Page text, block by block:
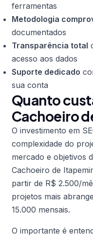
ferramentas
Metodologia
documentados
Transparência total
acesso aos dados
Suporte dedicado
sua conta
Quanto
Cachoeiro
O investimento em
complexidade do
mercado e objetivos
Cachoeiro de
partir de R$ 2.500/
projetos mais
15.000 mensais.
O importante é